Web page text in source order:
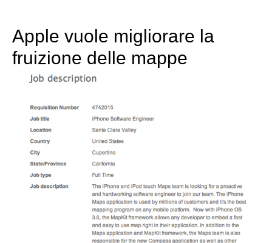
Apple vuole migliorare la
fruizione delle mappe